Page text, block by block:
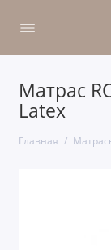
Матрас
Latex
Главная